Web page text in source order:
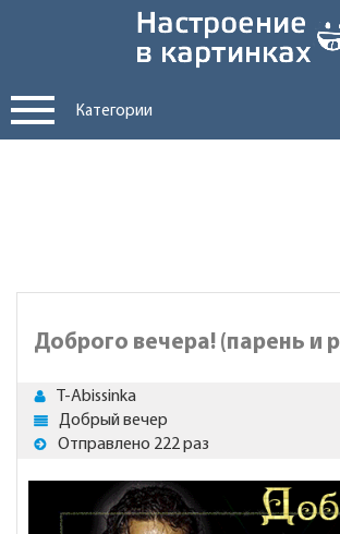
Категории
Доброго вечера! (парень и
T-Abissinka
Добрый вечер
Отправлено 222 раз